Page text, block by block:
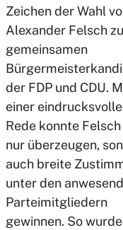
Zeichen der Wahl
Alexander Felsch
gemeinsamen
der FDP und CDU.
einer
Rede konnte
nur überzeugen,
auch breite
unter den
Parteimitgliedern
gewinnen. So